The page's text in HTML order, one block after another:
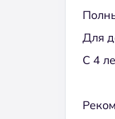
Для
С 4